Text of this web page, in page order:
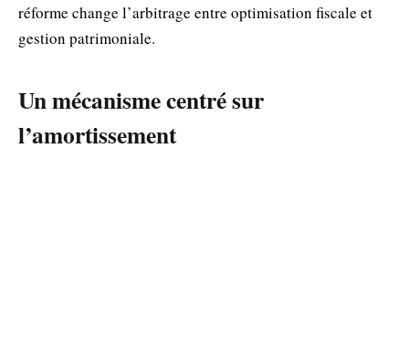
réforme change l’arbitrage entre optimisation fiscale et
gestion patrimoniale.
Un mécanisme centré sur
l’amortissement